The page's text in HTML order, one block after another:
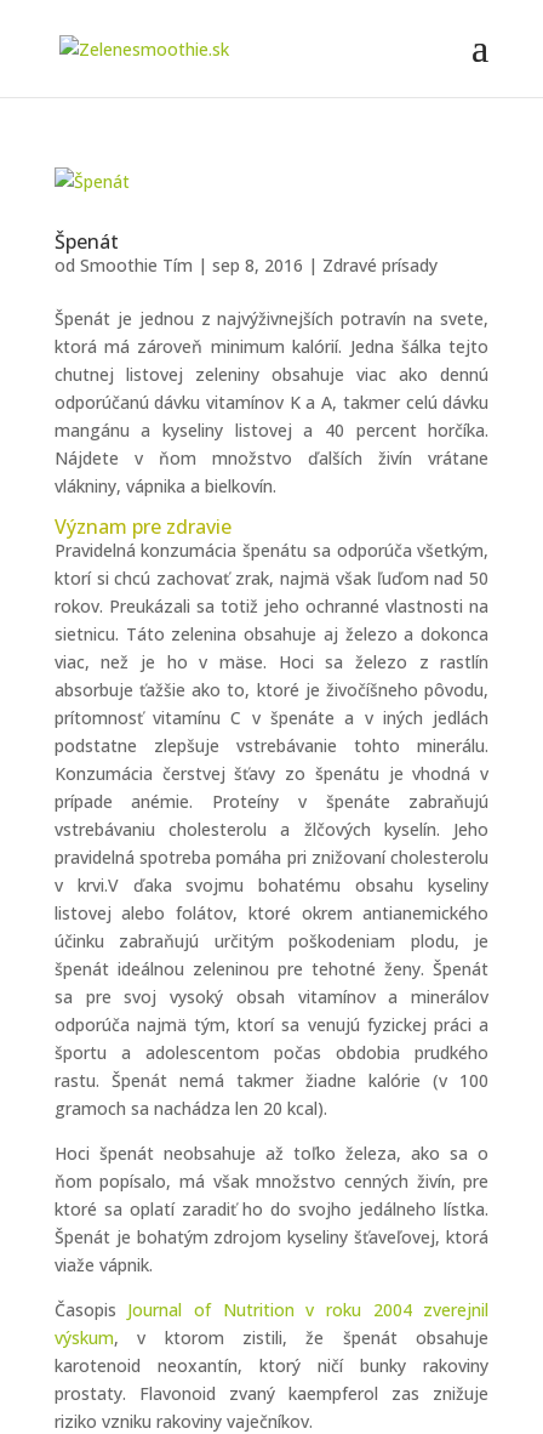
Špenát
od Smoothie Tím | sep 8, 2016 | Zdravé prísady
Špenát je jednou z najvýživnejších potravín na svete,
ktorá má zároveň minimum kalórií. Jedna šálka tejto
chutnej listovej zeleniny obsahuje viac ako dennú
odporúčanú dávku vitamínov K a A, takmer celú dávku
mangánu a kyseliny listovej a 40 percent horčíka.
Nájdete v ňom množstvo ďalších živín vrátane
vlákniny, vápnika a bielkovín.
Význam pre zdravie
Pravidelná konzumácia špenátu sa odporúča všetkým,
ktorí si chcú zachovať zrak, najmä však ľuďom nad 50
rokov. Preukázali sa totiž jeho ochranné vlastnosti na
sietnicu. Táto zelenina obsahuje aj železo a dokonca
viac, než je ho v mäse. Hoci sa železo z rastlín
absorbuje ťažšie ako to, ktoré je živočíšneho pôvodu,
prítomnosť vitamínu C v špenáte a v iných jedlách
podstatne zlepšuje vstrebávanie tohto minerálu.
Konzumácia čerstvej šťavy zo špenátu je vhodná v
prípade anémie. Proteíny v špenáte zabraňujú
vstrebávaniu cholesterolu a žlčových kyselín. Jeho
pravidelná spotreba pomáha pri znižovaní cholesterolu
v krvi.V ďaka svojmu bohatému obsahu kyseliny
listovej alebo folátov, ktoré okrem antianemického
účinku zabraňujú určitým poškodeniam plodu, je
špenát ideálnou zeleninou pre tehotné ženy. Špenát
sa pre svoj vysoký obsah vitamínov a minerálov
odporúča najmä tým, ktorí sa venujú fyzickej práci a
športu a adolescentom počas obdobia prudkého
rastu. Špenát nemá takmer žiadne kalórie (v 100
gramoch sa nachádza len 20 kcal).
Hoci špenát neobsahuje až toľko železa, ako sa o
ňom popísalo, má však množstvo cenných živín, pre
ktoré sa oplatí zaradiť ho do svojho jedálneho lístka.
Špenát je bohatým zdrojom kyseliny šťaveľovej, ktorá
viaže vápnik.
Časopis Journal of Nutrition v roku 2004 zverejnil
výskum, v ktorom zistili, že špenát obsahuje
karotenoid neoxantín, ktorý ničí bunky rakoviny
prostaty. Flavonoid zvaný kaempferol zas znižuje
riziko vzniku rakoviny vaječníkov.